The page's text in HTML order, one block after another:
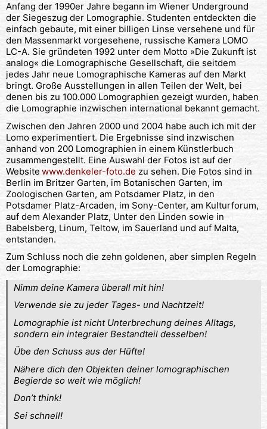
Anfang der 1990er Jahre begann im Wiener Underground
der Siegeszug der Lomographie. Studenten entdeckten die
einfach gebaute, mit einer billigen Linse versehene und für
den Massenmarkt vorgesehene, russische Kamera LOMO
LC-A. Sie gründeten 1992 unter dem Motto »Die Zukunft ist
analog« die Lomographische Gesellschaft, die seitdem
jedes Jahr neue Lomographische Kameras auf den Markt
bringt. Große Ausstellungen in allen Teilen der Welt, bei
denen bis zu 100.000 Lomographien gezeigt wurden, haben
die Lomographie inzwischen international bekannt gemacht.
Zwischen den Jahren 2000 und 2004 habe auch ich mit der
Lomo experimentiert. Die Ergebnisse sind inzwischen
anhand von 200 Lomographien in einem Künstlerbuch
zusammengestellt. Eine Auswahl der Fotos ist auf der
Website www.denkeler-foto.de zu sehen. Die Fotos sind in
Berlin im Britzer Garten, im Botanischen Garten, im
Zoologischen Garten, am Potsdamer Platz, in den
Potsdamer Platz-Arcaden, im Sony-Center, am Kulturforum,
auf dem Alexander Platz, Unter den Linden sowie in
Babelsberg, Linum, Teltow, im Sauerland und auf Malta,
entstanden.
Zum Schluss noch die zehn goldenen, aber simplen Regeln
der Lomographie:
Nimm deine Kamera überall mit hin!
Verwende sie zu jeder Tages- und Nachtzeit!
Lomographie ist nicht Unterbrechung deines Alltags,
sondern ein integraler Bestandteil desselben!
Übe den Schuss aus der Hüfte!
Nähere dich den Objekten deiner lomographischen
Begierde so weit wie möglich!
Don’t think!
Sei schnell!